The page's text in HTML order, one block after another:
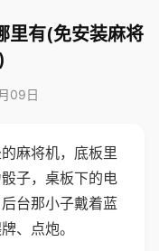
里有(免安装麻将
09日
麻将机，底板里
子，桌板下的电
台那小子戴着蓝
、点炮。